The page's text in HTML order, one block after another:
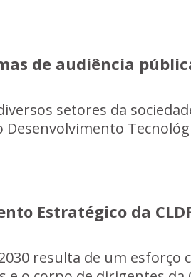
de audiência
setores da
Estratégico da
resulta de um esforço